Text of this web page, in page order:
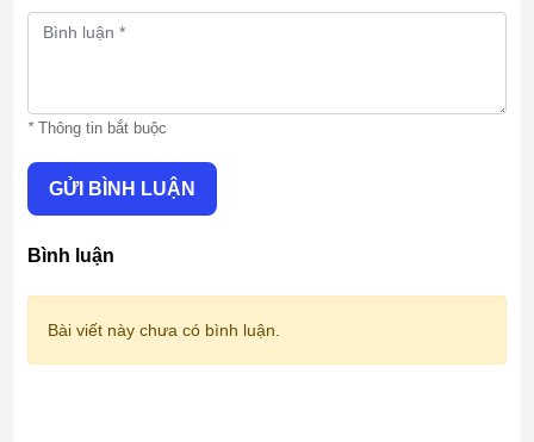
*Thông tin bắt buộc
GỬI BÌNH LUẬN
Bình luận
Bài viết này chưa có bình luận.